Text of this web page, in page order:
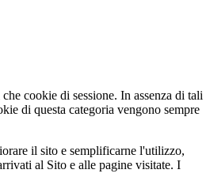
cookie di sessione. In assenza di tali
di questa categoria vengono sempre
il sito e semplificarne l'utilizzo,
al Sito e alle pagine visitate. I